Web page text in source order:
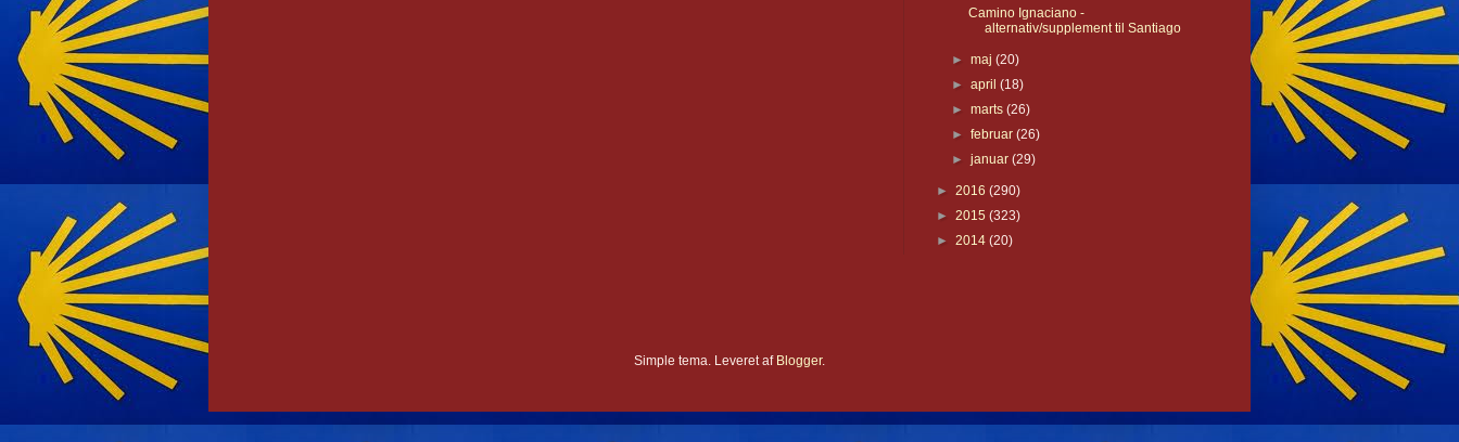
Camino Ignaciano -
alternativ/supplement til Santiago
►maj(20)
►april(18)
►marts(26)
►februar(26)
►januar(29)
► 2016 (290)
► 2015 (323)
► 2014 (20)
Simple tema. Leveret af Blogger.